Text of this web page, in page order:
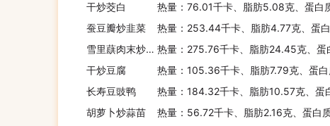
干炒茭白 热量：76.01千卡、脂肪5.08克、蛋白
蚕豆瓣炒韭菜
热量：253.44千卡、脂肪4.77克、蛋
雪里蕻肉末炒蚕豆 热量：275.76千卡、脂肪24.45克、
干炒豆腐
热量：105.36千卡、脂肪7.79克、蛋
长寿豆豉鸭
热量：184.32千卡、脂肪10.57克、蛋
胡萝卜炒蒜苗
热量：56.72千卡、脂肪2.16克、蛋白